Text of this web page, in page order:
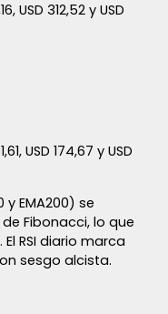
USD 312,52 y USD
USD 174,67 y USD
y EMA200) se
Fibonacci, lo que
RSI diario marca
sesgo alcista.